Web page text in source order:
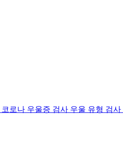
코로나 우울증 검사 우울 유형 검사